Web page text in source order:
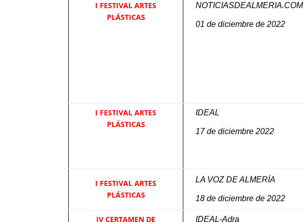
I FESTIVAL ARTES
PLÁSTICAS
NOTICIASDEALMERIA.COM
01 de diciembre de 2022
I FESTIVAL ARTES
PLÁSTICAS
IDEAL
17 de diciembre 2022
I FESTIVAL ARTES
PLÁSTICAS
LA VOZ DE ALMERÍA
18 de diciembre de 2022
IV CERTAMEN DE IDEAL-Adra